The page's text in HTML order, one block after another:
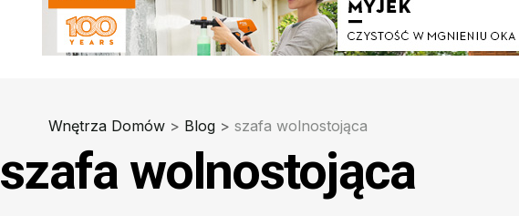
Wnętrza Domów > Blog > szafa wolnostojąca
szafa wolnostojąca